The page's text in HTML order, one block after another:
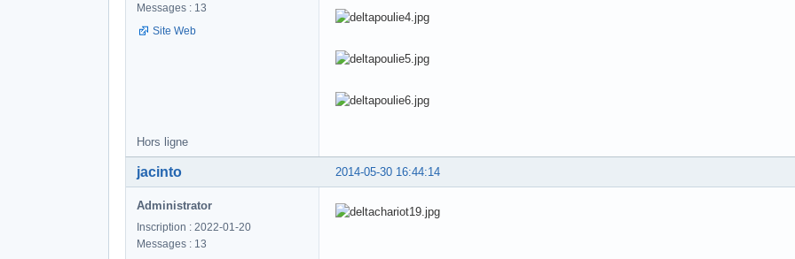
Messages : 13
Site Web
Hors ligne
2014-05-30 16:44:14
jacinto
Administrator
Inscription : 2022-01-20
Messages : 13